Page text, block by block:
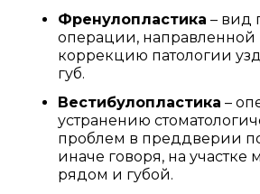
Френулопластика – вид
операции, направленной
коррекцию патологии
губ.
Вестибулопластика –
устранению
проблем в преддверии
иначе говоря, на
рядом и губой.